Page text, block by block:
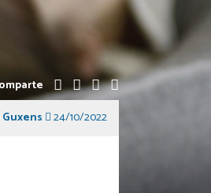
24/10/2022